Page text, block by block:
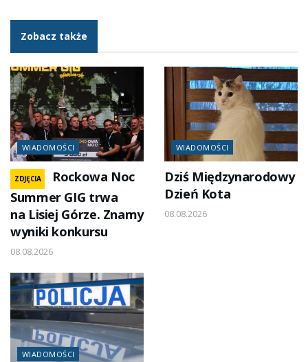
Zobacz także
WIADOMOŚCI
ZDJĘCIA
Rockowa Noc
Summer GIG trwa
na Lisiej Górze. Znamy
wyniki konkursu
08.08.2026
WIADOMOŚCI
Dziś Międzynarodowy
Dzień Kota
08.08.2026
WIADOMOŚCI